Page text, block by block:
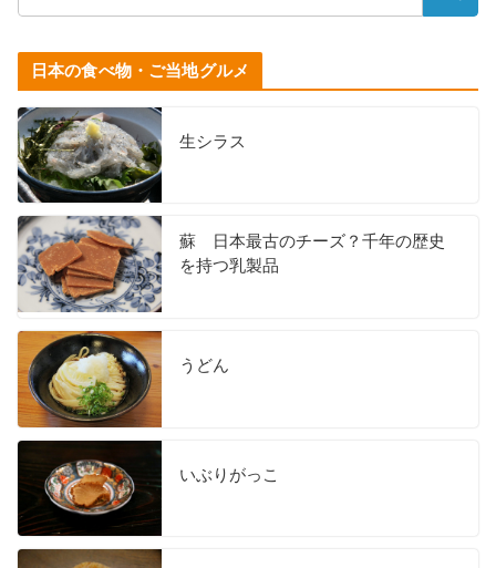
日本の食べ物・ご当地グルメ
生シラス
蘇 日本最古のチーズ？千年の歴史
を持つ乳製品
うどん
いぶりがっこ